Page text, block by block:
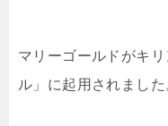
マリーゴールドがキ
ル」に起用されました